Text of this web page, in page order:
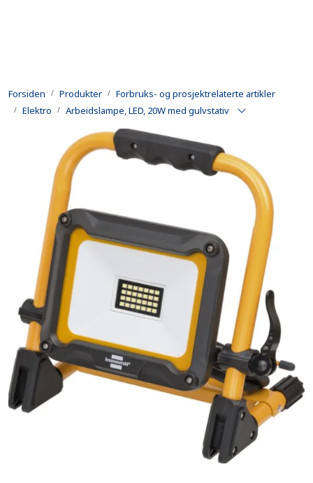
Forsiden Produkter
Forbruks- og prosjektrelaterte artikler
Elektro
Arbeidslampe, LED, 20W med gulvstativ
Utleie
Kontroll og reparasjon
Forsvarsindustri
Utvikling
Kontakt oss